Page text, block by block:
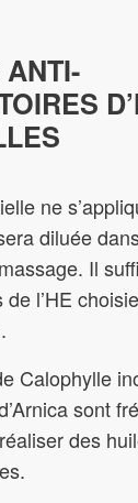
ANTI-
ne
diluée
Il
l’HE
Calophylle
sont
des